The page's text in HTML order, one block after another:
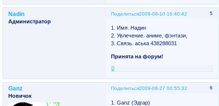
Поделиться 5
2009-08-10 16:40:42
Nadin
Администратор
1. Имя. Надин
2. Увлечение. аниме, фэнтази,
3. Связь. аська 438288031
Принята на форум!
0
Поделиться 6
2009-08-27 00:55:32
Ganz
Новичок
1. Ganz (Эдгар)